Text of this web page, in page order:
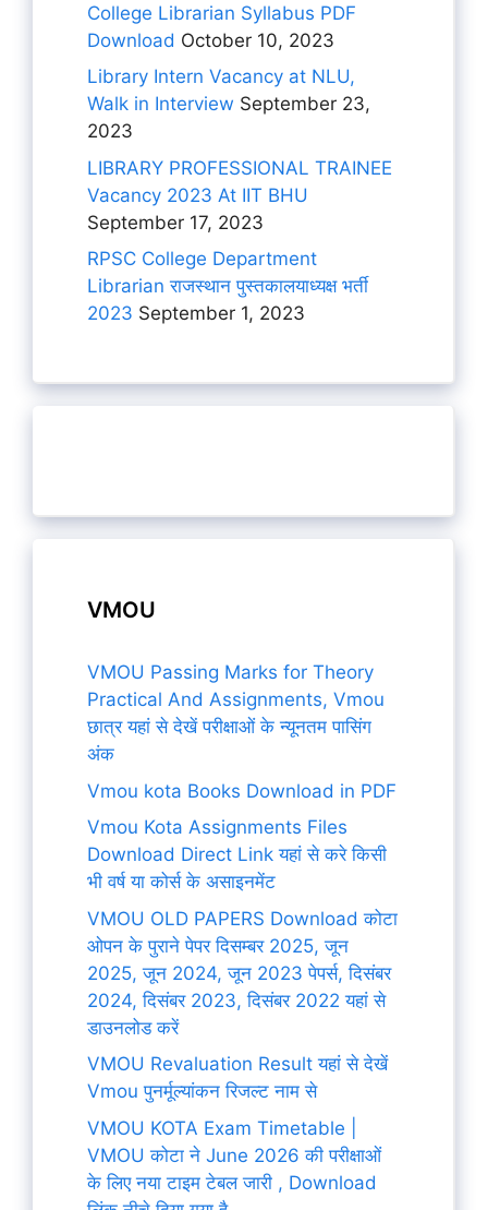
College Librarian Syllabus PDF
Download October 10, 2023
Library Intern Vacancy at NLU,
Walk in Interview September 23,
2023
LIBRARY PROFESSIONAL TRAINEE
Vacancy 2023 At IIT BHU
September 17, 2023
RPSC College Department
Librarian राजस्थान पुस्तकालयाध्यक्ष भर्ती
2023 September 1, 2023
VMOU
VMOU Passing Marks for Theory
Practical And Assignments, Vmou
छात्र यहां से देखें परीक्षाओं के न्यूनतम पासिंग
अंक
Vmou kota Books Download in PDF
Vmou Kota Assignments Files
Download Direct Link यहां से करे किसी
भी वर्ष या कोर्स के असाइनमेंट
VMOU OLD PAPERS Download कोटा
ओपन के पुराने पेपर दिसम्बर 2025, जून
2025, जून 2024, जून 2023 पेपर्स, दिसंबर
2024, दिसंबर 2023, दिसंबर 2022 यहां से
डाउनलोड करें
VMOU Revaluation Result यहां से देखें
Vmou पुनर्मूल्यांकन रिजल्ट नाम से
VMOU KOTA Exam Timetable |
VMOU कोटा ने June 2026 की परीक्षाओं
के लिए नया टाइम टेबल जारी , Download